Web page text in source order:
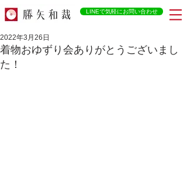
LINEで気軽にお問い合わせ
着物おゆずり会ありがとうございまし
た！
2022年3月26日